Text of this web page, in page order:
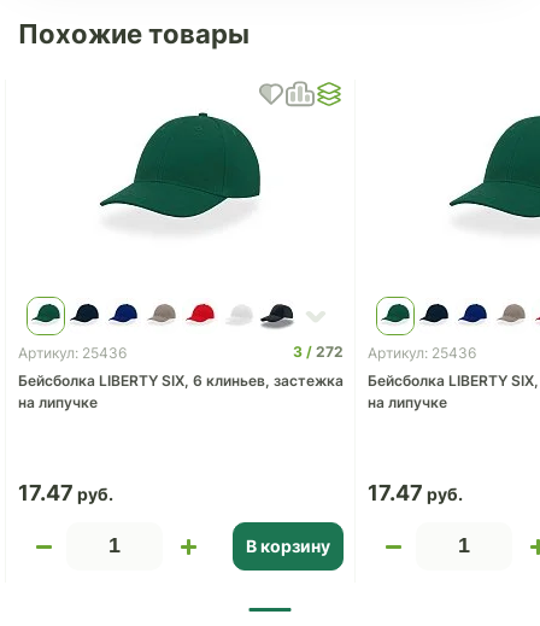
Похожие товары
Артикул: 25436 3
272
Бейсболка LIBERTY SIX, 6 клиньев, застежка
на липучке
17.47
В корзину
Артикул: 25436
Бейсболка LIBERTY
на липучке
17.47